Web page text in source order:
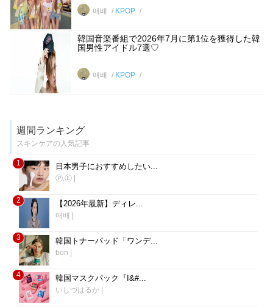
애배 KPOP
韓国音楽番組で2026年7月に第1位を獲得した韓
国男性アイドル7選♡
애배 KPOP
週間ランキング
スキンケアの人気記事
1 日本男子におすすめしたい...
Ⓟ.Ⓔ
2 【2026年最新】ディレ...
애배
3 韓国トナーパッド「ワンデ...
bon
4 韓国マスクパック『I&#...
いしづはるか